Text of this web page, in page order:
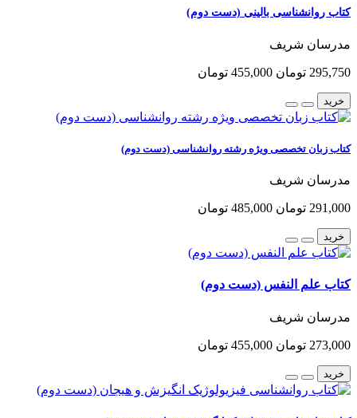
کتاب روانشناسی بالینی (دست دوم)
مدرسان شریف
295,750 تومان 455,000 تومان
خرید
کتاب زبان تخصصی ویژه رشته روانشناسی (دست دوم)
مدرسان شریف
291,000 تومان 485,000 تومان
خرید
کتاب علم النفس (دست دوم)
مدرسان شریف
273,000 تومان 455,000 تومان
خرید